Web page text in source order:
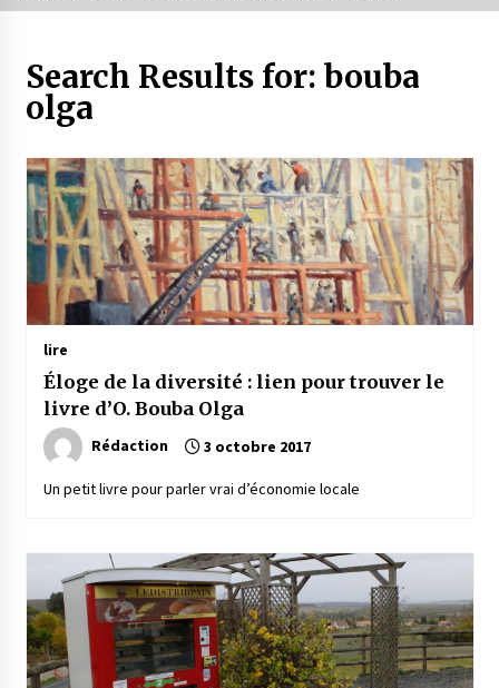
Search Results for: bouba
olga
lire
Éloge de la diversité : lien pour trouver le
livre d’O. Bouba Olga
Rédaction 3 octobre 2017
Un petit livre pour parler vrai d’économie locale